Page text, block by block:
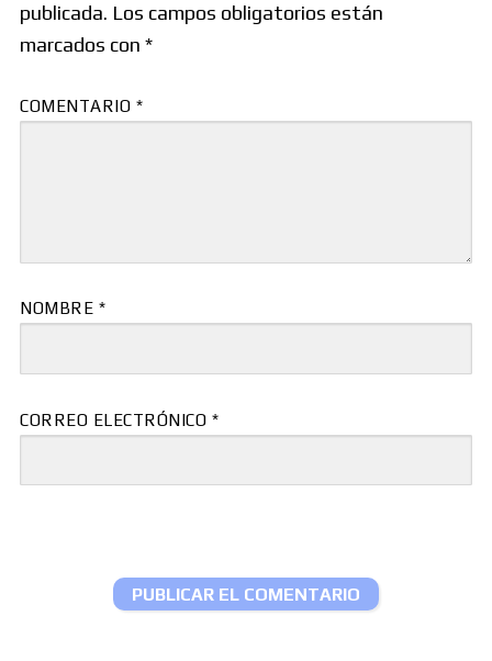
publicada. Los campos obligatorios están
marcados con *
COMENTARIO *
NOMBRE *
CORREO ELECTRÓNICO *